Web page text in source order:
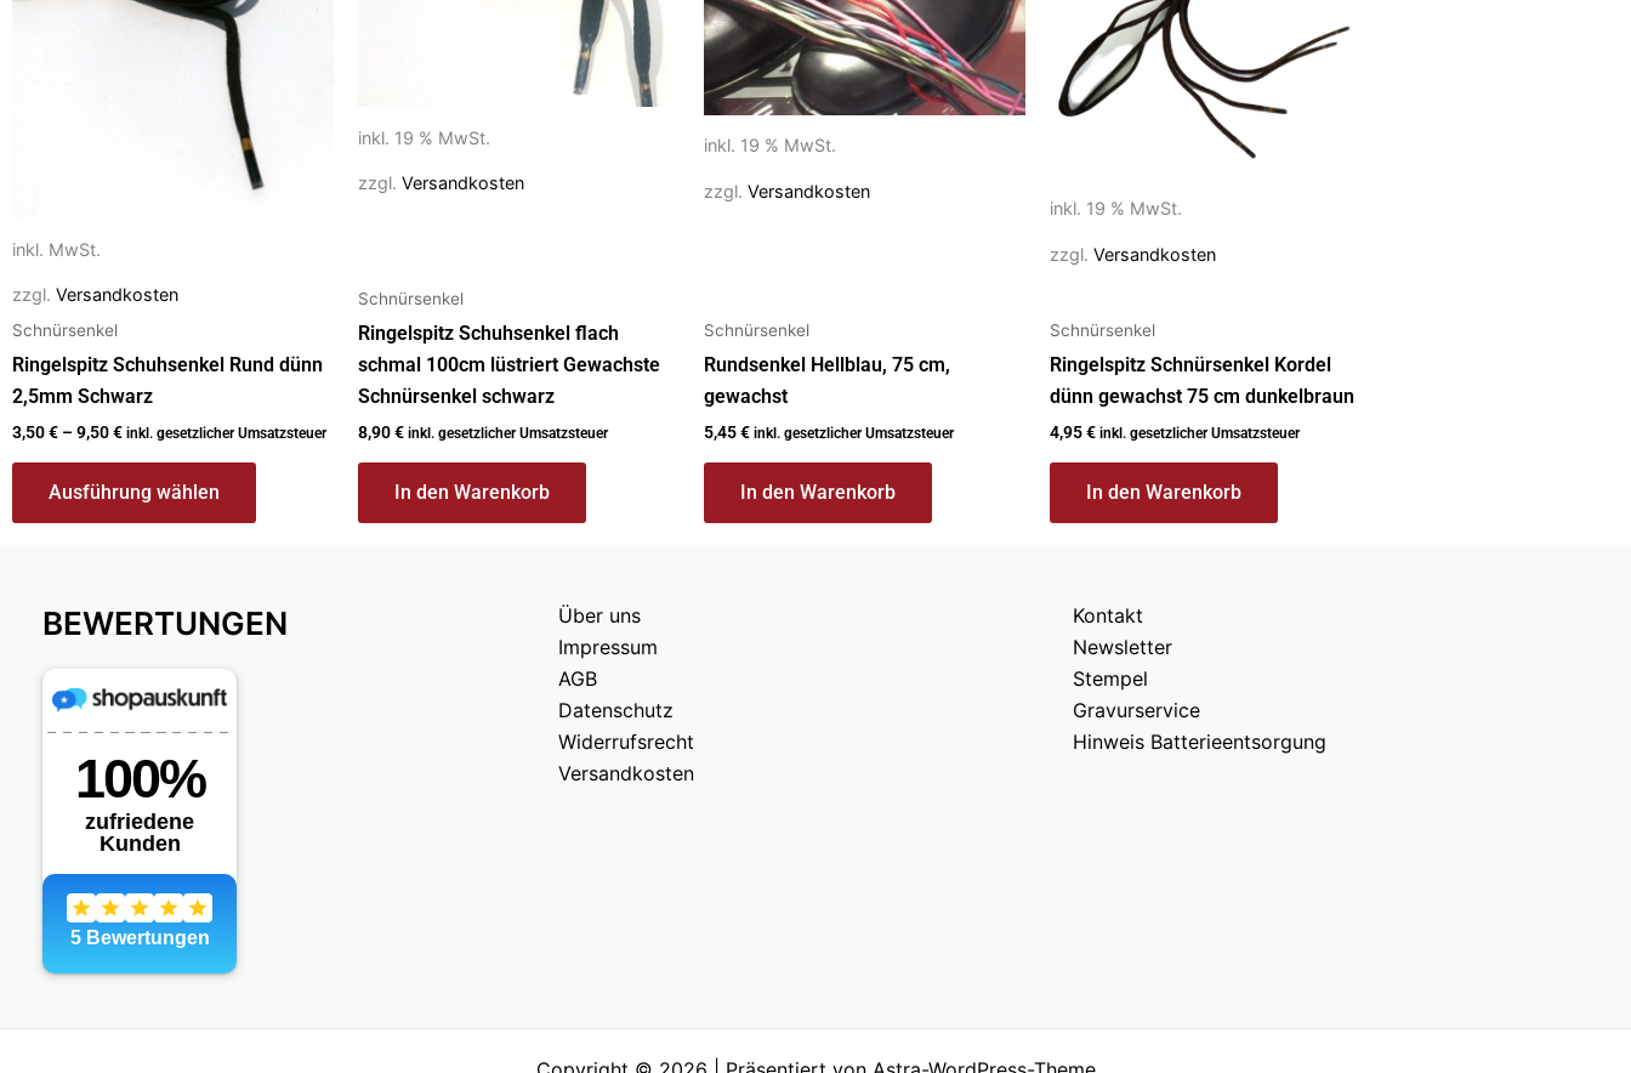
inkl. MwSt.
zzgl. Versandkosten
Schnürsenkel
Ringelspitz Schuhsenkel Rund dünn
2,5mm Schwarz
3,50€ –9,50€ inkl. gesetzlicher Umsatzsteuer
Ausführung wählen
werden
inkl. 19 % MwSt.
zzgl. Versandkosten
Schnürsenkel
Ringelspitz Schuhsenkel flach
schmal 100cm lüstriert Gewachste
Schnürsenkel schwarz
8,90€ inkl. gesetzlicher Umsatzsteuer
In den Warenkorb
inkl. 19 % MwSt.
zzgl. Versandkosten
Schnürsenkel
Rundsenkel Hellblau, 75 cm,
gewachst
5,45€ inkl. gesetzlicher Umsatzsteuer
In den Warenkorb
inkl. 19 % MwSt.
zzgl. Versandkosten
Schnürsenkel
Ringelspitz Schnürsenkel Kordel
dünn gewachst 75 cm dunkelbraun
4,95€ inkl. gesetzlicher Umsatzsteuer
In den Warenkorb
BEWERTUNGEN
Über uns
Impressum
AGB
Datenschutz
Widerrufsrecht
Versandkosten
Kontakt
Newsletter
Stempel
Gravurservice
Hinweis Batterieentsorgung